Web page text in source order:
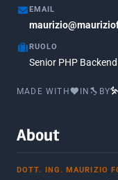
Marzo 2017
Luglio 2016
Febbraio 2016
Giugno 2012
EMAIL
RUOLO
Senior PHP
MADE WITH IN BY
About
DOTT. ING. MAURIZIO